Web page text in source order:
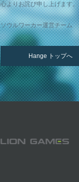
心よりお詫び申し上げます。
ソウルワーカー運営チーム
Hange トップへ